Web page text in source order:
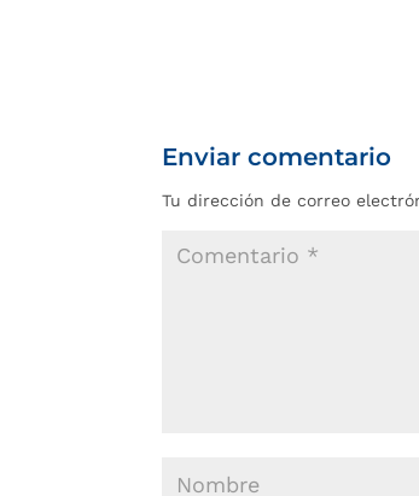
Enviar comentario
Tu dirección de correo